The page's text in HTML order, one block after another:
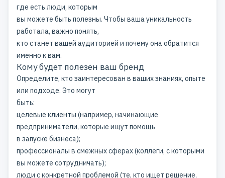
где есть люди, которым
вы можете быть полезны. Чтобы ваша уникальность
работала, важно понять,
кто станет вашей аудиторией и почему она обратится
именно к вам.
Кому будет полезен ваш бренд
Определите, кто заинтересован в ваших знаниях, опыте
или подходе. Это могут
быть:
целевые клиенты (например, начинающие
предприниматели, которые ищут помощь
в запуске бизнеса);
профессионалы в смежных сферах (коллеги, с которыми
вы можете сотрудничать);
люди с конкретной проблемой (те, кто ищет решение,